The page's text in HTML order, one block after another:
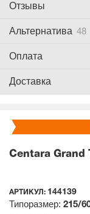
Отзывы
Альтернатива 48
Оплата
Доставка
Centara Grand
АРТИКУЛ: 144139
Типоразмер: 215/